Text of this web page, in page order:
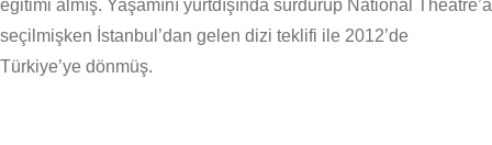
eğitimi almış. Yaşamını yurtdışında sürdürüp National Theatre’a
seçilmişken İstanbul’dan gelen dizi teklifi ile 2012’de
Türkiye’ye dönmüş.